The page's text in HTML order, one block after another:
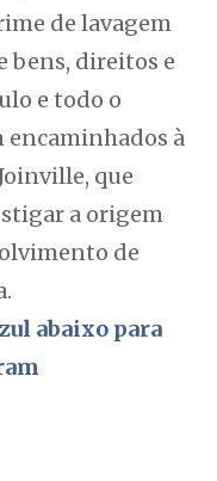
de lavagem
bens, direitos e
e todo o
à
que
a origem
de
abaixo para